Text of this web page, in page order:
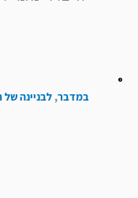
במדבר, לבניינה של